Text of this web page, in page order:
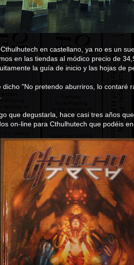
en castellano, ya no es un
en las tiendas al módico precio de
la guía de inicio y las hojas de
"No pretendo aburriros, lo contaré
que degustarla, hace casi tres años
on-line para Cthulhutech que podéis